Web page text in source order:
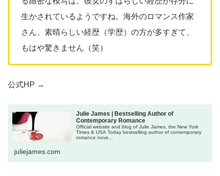
生かされているようですね。海外のロマンス作家
さん、素晴らしい経歴（学歴）の方が多すぎて、
もはや驚きません（笑）
公式HP →
Julie James | Bestselling Author of
Contemporary Romance
Official website and blog of Julie James, the New York
Times & USA Today bestselling author of contemporary
romance nove...
juliejames.com